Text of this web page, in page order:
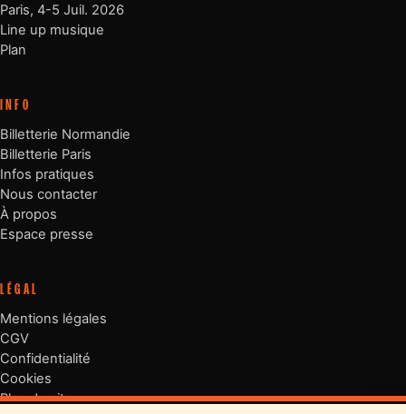
Paris, 4-5 Juil. 2026
Line up musique
Plan
INFO
Billetterie Normandie
Billetterie Paris
Infos pratiques
Nous contacter
À propos
Espace presse
LÉGAL
Mentions légales
CGV
Confidentialité
Cookies
Plan du site